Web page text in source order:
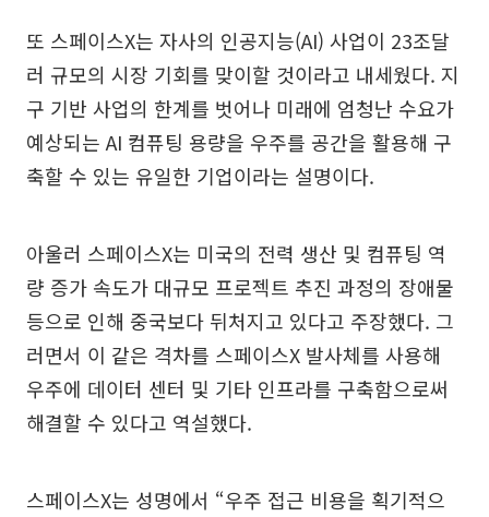
또 스페이스X는 자사의 인공지능(AI) 사업이 23조달
러 규모의 시장 기회를 맞이할 것이라고 내세웠다. 지
구 기반 사업의 한계를 벗어나 미래에 엄청난 수요가
예상되는 AI 컴퓨팅 용량을 우주를 공간을 활용해 구
축할 수 있는 유일한 기업이라는 설명이다.
아울러 스페이스X는 미국의 전력 생산 및 컴퓨팅 역
량 증가 속도가 대규모 프로젝트 추진 과정의 장애물
등으로 인해 중국보다 뒤처지고 있다고 주장했다. 그
러면서 이 같은 격차를 스페이스X 발사체를 사용해
우주에 데이터 센터 및 기타 인프라를 구축함으로써
해결할 수 있다고 역설했다.
스페이스X는 성명에서 “우주 접근 비용을 획기적으